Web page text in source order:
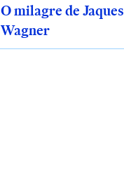
O milagre de Jaques
Wagner